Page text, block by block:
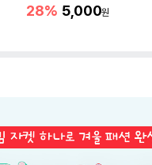
28% 5,000원